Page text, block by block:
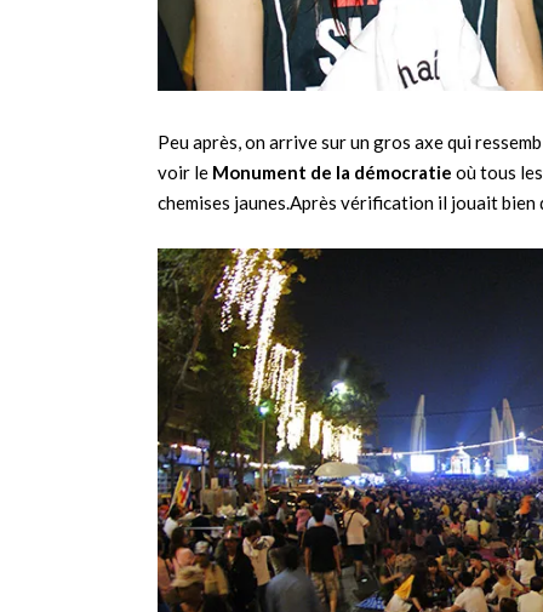
Peu après, on arrive sur un gros axe qui
voir le Monument de la démocratie où tous
chemises jaunes.Après vérification il jouait